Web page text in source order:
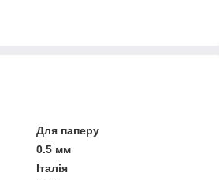
Для паперу
0.5 мм
Італія